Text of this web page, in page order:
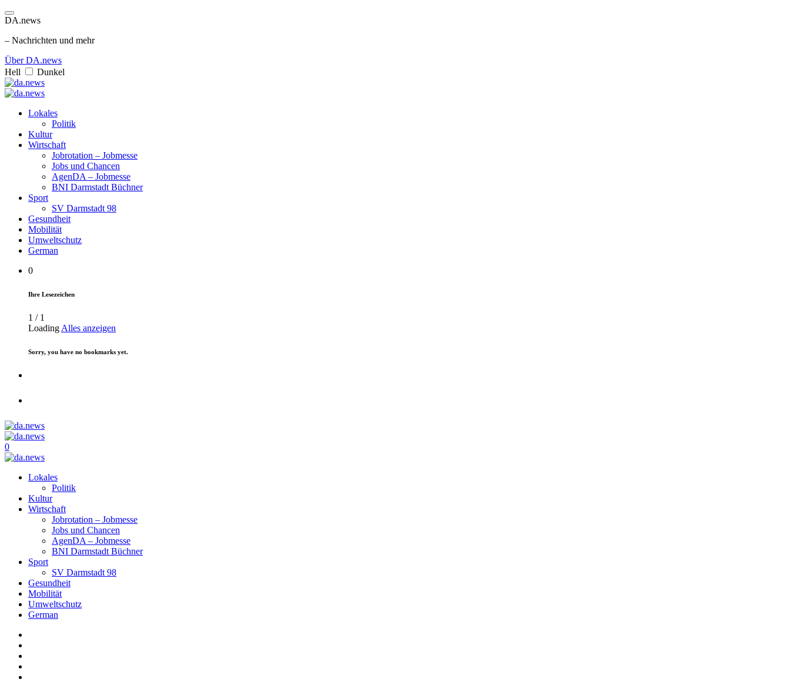
DA.news
– Nachrichten und mehr
Über DA.news
Hell
Dunkel
Lokales
Politik
Kultur
Wirtschaft
Jobrotation – Jobmesse
Jobs und Chancen
AgenDA – Jobmesse
BNI Darmstadt Büchner
Sport
SV Darmstadt 98
Gesundheit
Mobilität
Umweltschutz
German
0
Ihre Lesezeichen
1 / 1
Loading Alles anzeigen
Sorry, you have no bookmarks yet.
0
Lokales
Politik
Kultur
Wirtschaft
Jobrotation – Jobmesse
Jobs und Chancen
AgenDA – Jobmesse
BNI Darmstadt Büchner
Sport
SV Darmstadt 98
Gesundheit
Mobilität
Umweltschutz
German